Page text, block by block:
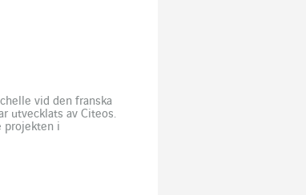
vid den franska
utvecklats av Citeos.
projekten i